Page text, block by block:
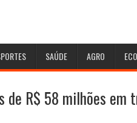
SAÚDE AGRO
de R$ 58 milhões em